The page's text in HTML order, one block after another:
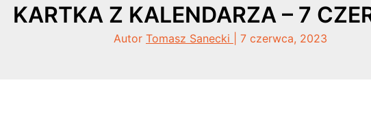
KARTKA Z KALENDARZA – 7
Autor Tomasz Sanecki 7 czerwca, 2023